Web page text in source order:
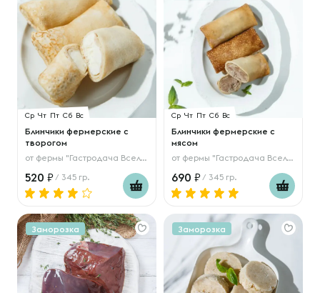
Ср Чт Пт Сб Вс
Блинчики фермерские с
творогом
от фермы "Гастродача Вселуг"
520 / 345 гр.
Ср Чт Пт Сб Вс
Блинчики фермерские с
мясом
от фермы "Гастродача Вселуг"
690 / 345 гр.
Заморозка Заморозка